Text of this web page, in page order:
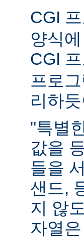
CGI
양식
CGI
프로
리하
"특별
값을
들을
샌드,
지 않
자열